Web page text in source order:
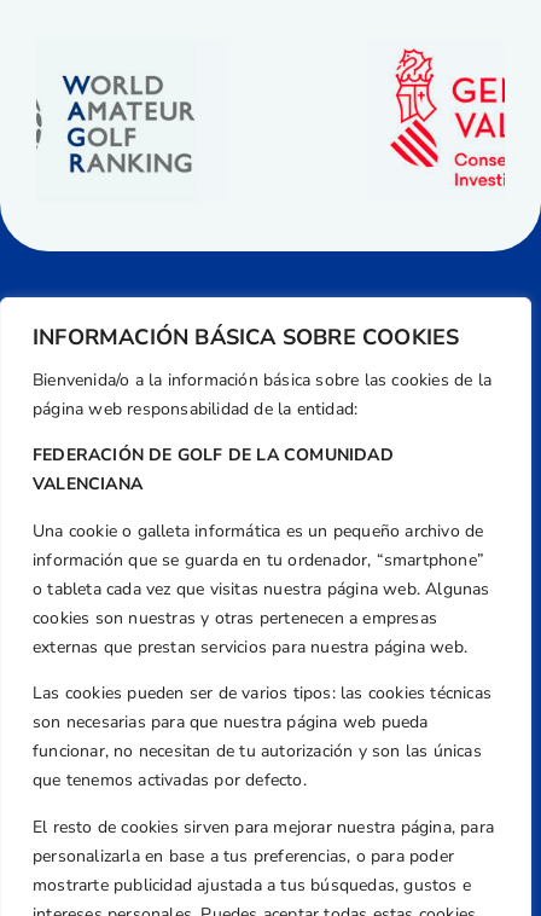
INFORMACIÓN BÁSICA SOBRE COOKIES
Bienvenida/o a la información básica sobre las cookies de la
página web responsabilidad de la entidad:
FEDERACIÓN DE GOLF DE LA COMUNIDAD
VALENCIANA
Una cookie o galleta informática es un pequeño archivo de
información que se guarda en tu ordenador, “smartphone”
o tableta cada vez que visitas nuestra página web. Algunas
cookies son nuestras y otras pertenecen a empresas
externas que prestan servicios para nuestra página web.
Las cookies pueden ser de varios tipos: las cookies técnicas
son necesarias para que nuestra página web pueda
funcionar, no necesitan de tu autorización y son las únicas
que tenemos activadas por defecto.
El resto de cookies sirven para mejorar nuestra página, para
personalizarla en base a tus preferencias, o para poder
mostrarte publicidad ajustada a tus búsquedas, gustos e
Dirección
Centre de L´Esport, Carrer d'Isaac Peral i
Caballero, Nº 5, Despachos 2 y 3, 46980,
Valencia
+34 961 367 799
Email
federacion@golfcv.com
Aviso Legal
Política de Privacidad
Transparencia